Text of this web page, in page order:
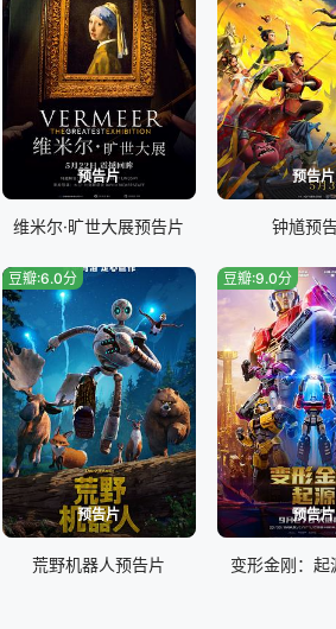
预告片
维米尔·旷世大展预告片
预告片
钟馗预
预告片
豆瓣:6.0分
荒野机器人预告片
预告片
豆瓣:9.0分
变形金刚：起